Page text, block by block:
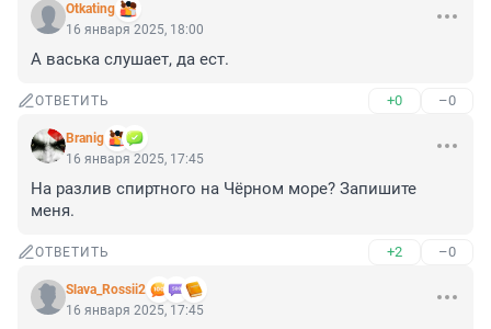
Otkating
16 января 2025, 18:00
А васька слушает, да ест.
ОТВЕТИТЬ +0 –0
Branig
16 января 2025, 17:45
На разлив спиртного на Чёрном море? Запишите
меня.
ОТВЕТИТЬ +2 –0
Slava_Rossii2
16 января 2025, 17:45